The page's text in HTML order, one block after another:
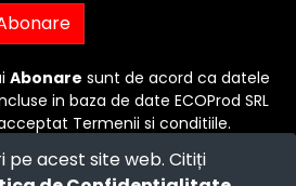
pe acest site web. Citiți
Abonare sunt de acord ca datele
in baza de date ECOProd SRL
Termenii si conditiile.